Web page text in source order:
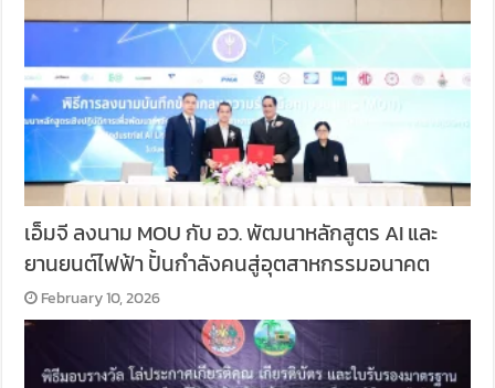
เอ็มจี ลงนาม MOU กับ อว. พัฒนาหลักสูตร AI และ
ยานยนต์ไฟฟ้า ปั้นกำลังคนสู่อุตสาหกรรมอนาคต
February 10, 2026